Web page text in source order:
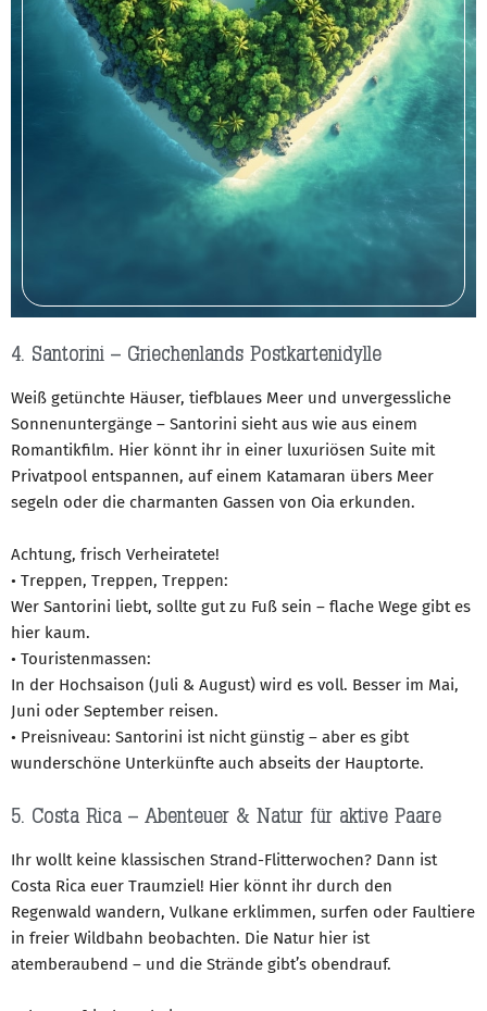
4. Santorini – Griechenlands Postkartenidylle
Weiß getünchte Häuser, tiefblaues Meer und unvergessliche
Sonnenuntergänge – Santorini sieht aus wie aus einem
Romantikfilm. Hier könnt ihr in einer luxuriösen Suite mit
Privatpool entspannen, auf einem Katamaran übers Meer
segeln oder die charmanten Gassen von Oia erkunden.
Achtung, frisch Verheiratete!
• Treppen, Treppen, Treppen:
Wer Santorini liebt, sollte gut zu Fuß sein – flache Wege gibt es
hier kaum.
• Touristenmassen:
In der Hochsaison (Juli & August) wird es voll. Besser im Mai,
Juni oder September reisen.
• Preisniveau: Santorini ist nicht günstig – aber es gibt
wunderschöne Unterkünfte auch abseits der Hauptorte.
5. Costa Rica – Abenteuer & Natur für aktive Paare
Ihr wollt keine klassischen Strand-Flitterwochen? Dann ist
Costa Rica euer Traumziel! Hier könnt ihr durch den
Regenwald wandern, Vulkane erklimmen, surfen oder Faultiere
in freier Wildbahn beobachten. Die Natur hier ist
atemberaubend – und die Strände gibt’s obendrauf.